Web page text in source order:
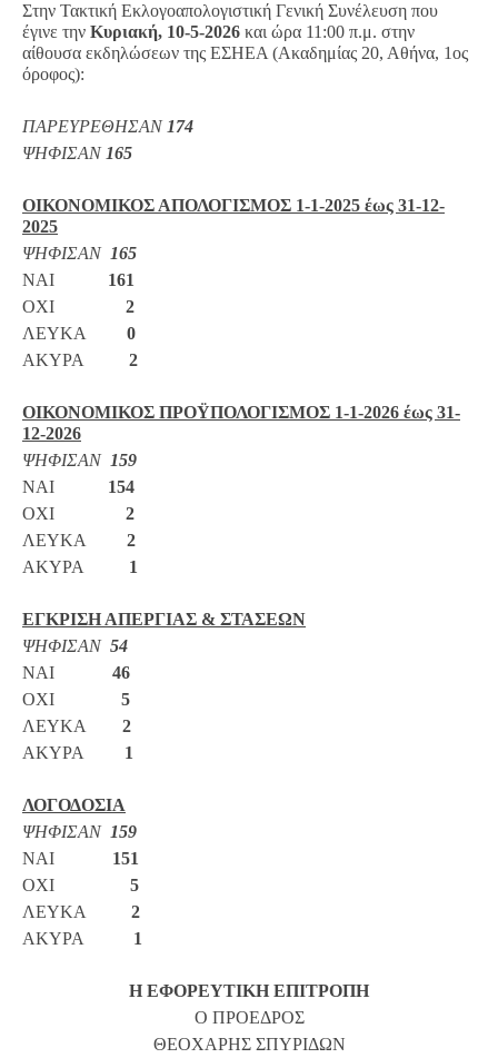
Στην Τακτική Εκλογοαπολογιστική Γενική Συνέλευση που
έγινε την Κυριακή, 10-5-2026 και ώρα 11:00 π.μ. στην
αίθουσα εκδηλώσεων της ΕΣΗΕΑ (Ακαδημίας 20, Αθήνα, 1ος
όροφος):
ΠΑΡΕΥΡΕΘΗΣΑΝ 174
ΨΗΦΙΣΑΝ165
ΟΙΚΟΝΟΜΙΚΟΣ ΑΠΟΛΟΓΙΣΜΟΣ 1-1-2025 έως 31-12-
2025
ΨΗΦΙΣΑΝ 165
ΝΑΙ 161
ΟΧΙ 2
ΛΕΥΚΑ 0
ΑΚΥΡΑ 2
ΟΙΚΟΝΟΜΙΚΟΣ ΠΡΟΫΠΟΛΟΓΙΣΜΟΣ 1-1-2026 έως 31-
12-2026
ΨΗΦΙΣΑΝ 159
ΝΑΙ 154
ΟΧΙ 2
ΛΕΥΚΑ 2
ΑΚΥΡΑ 1
ΕΓΚΡΙΣΗ ΑΠΕΡΓΙΑΣ & ΣΤΑΣΕΩΝ
ΨΗΦΙΣΑΝ 54
ΝΑΙ 46
ΟΧΙ 5
ΛΕΥΚΑ 2
ΑΚΥΡΑ 1
ΛΟΓΟΔΟΣΙΑ
ΨΗΦΙΣΑΝ 159
ΝΑΙ 151
ΟΧΙ 5
ΛΕΥΚΑ 2
ΑΚΥΡΑ 1
Η ΕΦΟΡΕΥΤΙΚΗ ΕΠΙΤΡΟΠΗ
Ο ΠΡΟΕΔΡΟΣ
ΘΕΟΧΑΡΗΣ ΣΠΥΡΙΔΩΝ